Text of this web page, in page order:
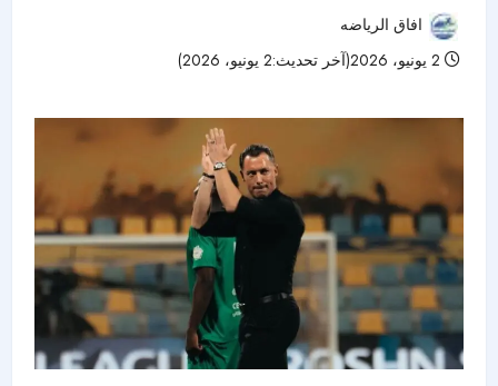
افاق الرياضه